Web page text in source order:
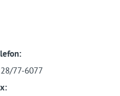
77-6077